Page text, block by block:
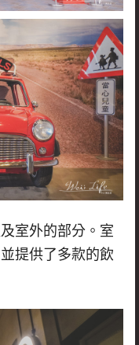
室外的部分。室
提供了多款的飲